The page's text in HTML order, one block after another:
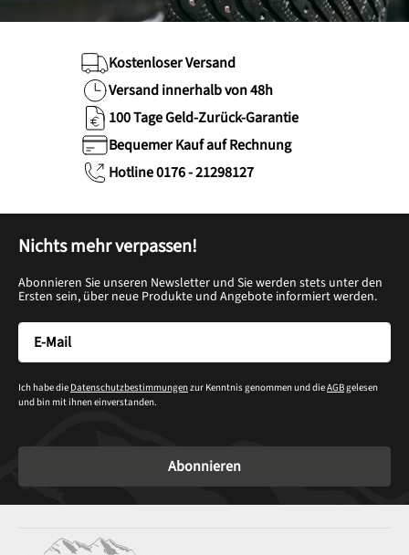
Kostenloser Versand
Versand innerhalb von 48h
100 Tage Geld-Zurück-Garantie
Bequemer Kauf auf Rechnung
Hotline 0176 - 21298127
Nichts mehr verpassen!
Abonnieren Sie unseren Newsletter und Sie werden stets unter den
Ersten sein, über neue Produkte und Angebote informiert werden.
Ich habe die Datenschutzbestimmungenzur Kenntnis genommen und dieAGBgelesen
und bin mit ihnen einverstanden.
Abonnieren